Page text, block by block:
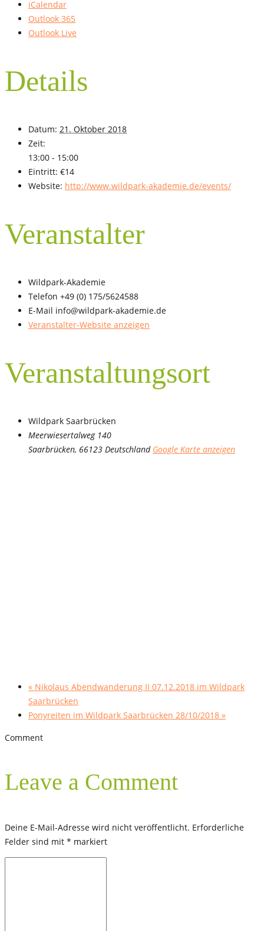
iCalendar
Outlook 365
Outlook Live
Details
Datum: 21. Oktober 2018
Zeit:
13:00 - 15:00
Eintritt: €14
Website: http://www.wildpark-akademie.de/events/
Veranstalter
Wildpark-Akademie
Telefon +49 (0) 175/5624588
E-Mail info@wildpark-akademie.de
Veranstalter-Website anzeigen
Veranstaltungsort
Wildpark Saarbrücken
Meerwiesertalweg 140
Saarbrücken, 66123 Deutschland Google Karte anzeigen
« Nikolaus Abendwanderung II 07.12.2018 im Wildpark
Saarbrücken
Ponyreiten im Wildpark Saarbrücken 28/10/2018 »
Comment
Leave a Comment
Deine E-Mail-Adresse wird nicht veröffentlicht. Erforderliche
Felder sind mit * markiert